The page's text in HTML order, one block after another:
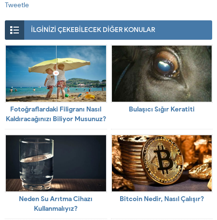
Tweetle
İLGİNİZİ ÇEKEBİLECEK DİĞER KONULAR
Fotoğraflardaki Filigranı Nasıl
Kaldıracağınızı Biliyor Musunuz?
Bulaşıcı Sığır Keratiti
Neden Su Arıtma Cihazı
Kullanmalıyız?
Bitcoin Nedir, Nasıl Çalışır?